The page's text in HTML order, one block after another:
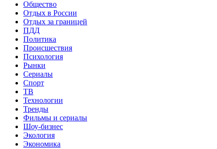
Общество
Отдых в России
Отдых за границей
ПДД
Политика
Происшествия
Психология
Рынки
Сериалы
Спорт
ТВ
Технологии
Тренды
Фильмы и сериалы
Шоу-бизнес
Экология
Экономика